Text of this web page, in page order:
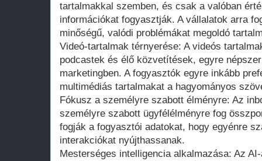
tartalmakkal szemben, és csak a valóban
információkat fogyasztják. A vállalatok arra
minőségű, valódi problémákat megoldó
Videó-tartalmak térnyerése: A videós
podcastek és élő közvetítések, egyre
marketingben. A fogyasztók egyre inkább
multimédiás tartalmakat a hagyományos
Fókusz a személyre szabott élményre: Az
személyre szabott ügyfélélményre fog
fogják a fogyasztói adatokat, hogy egyénre
interakciókat nyújthassanak.
Mesterséges intelligencia alkalmazása: Az